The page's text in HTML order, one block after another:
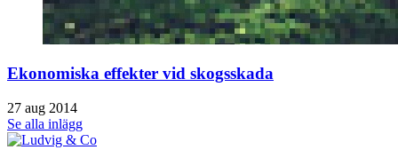
Ekonomiska effekter vid skogsskada
27 aug 2014
Se alla inlägg